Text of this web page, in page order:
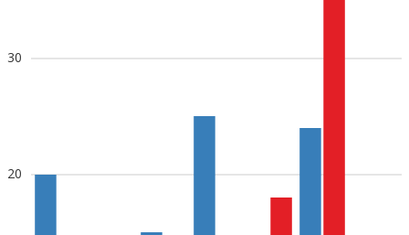
20
30